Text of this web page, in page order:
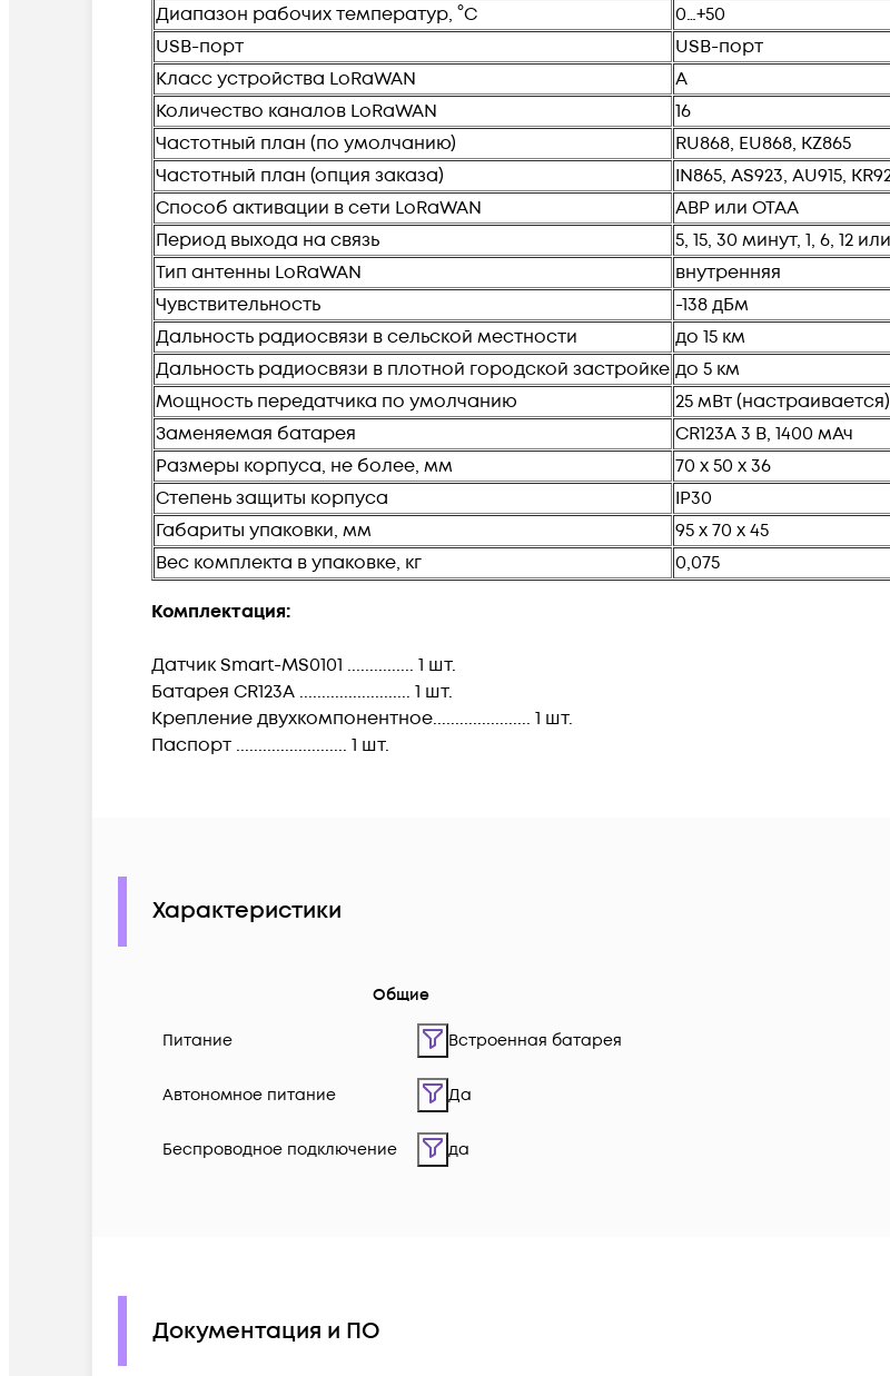
Диапазон рабочих температур, °С
0…+50
USB-порт
USB-порт
Класс устройства LoRaWAN
А
Количество каналов LoRaWAN
16
Частотный план (по умолчанию)
RU868, EU868, KZ865
Частотный план (опция заказа)
IN865, AS923, AU915,
Способ активации в сети LoRaWAN
ABP или OTAA
Период выхода на связь
5, 15, 30 минут, 1, 6, 12
Тип антенны LoRaWAN
внутренняя
Чувствительность
-138 дБм
Дальность радиосвязи в сельской местности
до 15 км
Дальность радиосвязи в плотной городской застройке до 5 км
Мощность передатчика по умолчанию
25 мВт (настраивается)
Заменяемая батарея
CR123A 3 В, 1400 мАч
Размеры корпуса, не более, мм
70 х 50 х 36
Степень защиты корпуса
IP30
Габариты упаковки, мм
95 х 70 х 45
Вес комплекта в упаковке, кг
0,075
Комплектация:
Датчик Smart-MS0101 ............... 1 шт.
Батарея CR123A ......................... 1 шт.
Крепление двухкомпонентное...................... 1 шт.
Паспорт ......................... 1 шт.
Характеристики
Общие
Питание Встроенная батарея
Автономное питание Да
Беспроводное подключение да
Документация и ПО